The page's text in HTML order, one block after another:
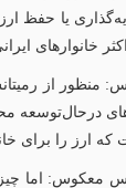
یا حفظ
اکثر خانوارهای
منظور از
در‌حال‌توسعه
ارز را برای
معکوس: اما